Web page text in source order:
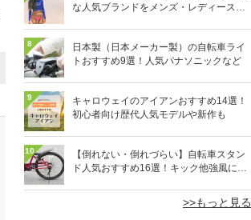
な人気ブランドをメンズ・レディース別
8
日本製（日本メーカー製）の自転車ライ
トおすすめ9選！人気パナソニックなど
9
キャロウェイのアイアンおすすめ14選！
初心者向け歴代人気モデルや新作も
10
【倒れない・倒れづらい】自転車スタン
ド人気おすすめ16選！キック他強風に強
>>もっと見る